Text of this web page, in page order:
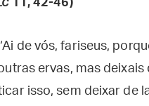
11, 42-46)
de vós, fariseus,
ervas, mas deixais
isso, sem deixar de